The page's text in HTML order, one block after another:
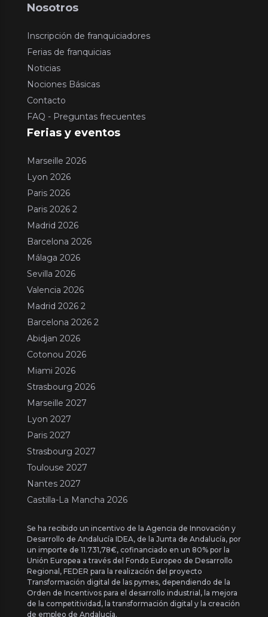
Nosotros
Inscripción de franquiciadores
Ferias de franquicias
Noticias
Nociones Básicas
Contacto
FAQ - Preguntas frecuentes
Ferias y eventos
Marseille 2026
Lyon 2026
Paris 2026
Paris 2026 2
Madrid 2026
Barcelona 2026
Málaga 2026
Sevilla 2026
Valencia 2026
Madrid 2026 2
Barcelona 2026 2
Abidjan 2026
Cotonou 2026
Miami 2026
Strasbourg 2026
Marseille 2027
Lyon 2027
Paris 2027
Strasbourg 2027
Toulouse 2027
Nantes 2027
Castilla-La Mancha 2026
Se ha recibido un incentivo de la Agencia de Innovación y
Desarrollo de Andalucía IDEA, de la Junta de Andalucía, por
un importe de 11.731,78€, cofinanciado en un 80% por la
Unión Europea a través del Fondo Europeo de Desarrollo
Regional, FEDER para la realización del proyecto
Transformación digital de las pymes, dependiendo de la
Orden de Incentivos para el desarrollo industrial, la mejora
de la competitividad, la transformación digital y la creación
de empleo de Andalucía.